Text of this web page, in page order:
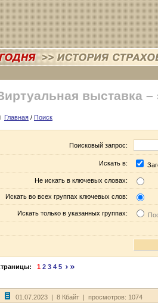
выставка –
Главная / Поиск
Поисковый запрос:
Искать в:
Не искать в ключевых словах:
Искать во всех группах ключевых слов:
Искать только в указанных группах:
1 2 3 4 5
01.07.2023 | 8 Кбайт | просмотров: 1074